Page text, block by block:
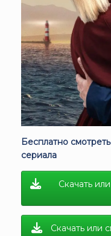
Бесплатно
сериала
Скачать
Скачать или